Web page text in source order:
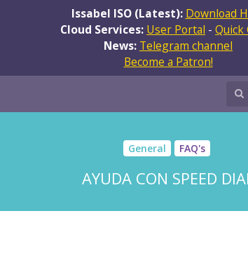
Issabel ISO (Latest): Download
Cloud Services: User Portal - Quick
News: Telegram channel
Become a Patron!
General FAQ's
AYUDA CON SPEED